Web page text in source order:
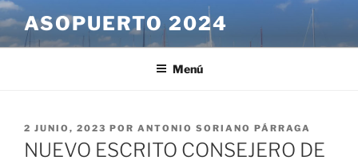
Saltar
al
contenido
ASOPUERTO 2024
Menú
PUBLICADO
EL
2 JUNIO, 2023 POR ANTONIO SORIANO PÁRRAGA
NUEVO ESCRITO CONSEJERO DE